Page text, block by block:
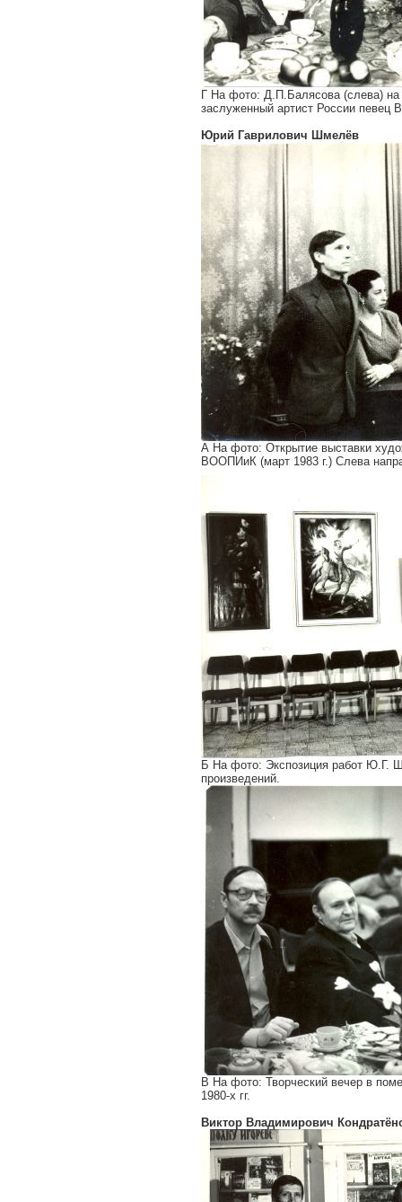
Г На фото: Д.П.Балясова (слева)
заслуженный артист России певец
Юрий Гаврилович Шмелёв
А На фото: Открытие выставки
ВООПИиК (март 1983 г.) Слева
Б На фото: Экспозиция работ Ю.Г.
произведений.
В На фото: Творческий вечер в
1980-х гг.
Виктор Владимирович